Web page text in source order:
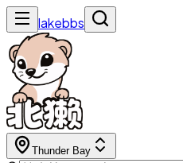
lakebbs
Thunder Bay